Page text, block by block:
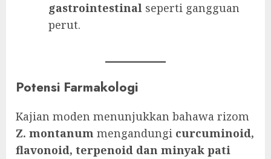
gastrointestinal seperti gangguan
perut.
Potensi Farmakologi
Kajian moden menunjukkan bahawa rizom
Z. montanum mengandungi curcuminoid,
flavonoid, terpenoid dan minyak pati